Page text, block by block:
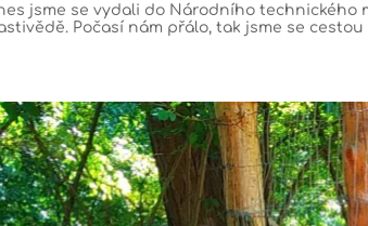
Dnes jsme se vydali do Národního
Počasí nám přálo, tak jsme se